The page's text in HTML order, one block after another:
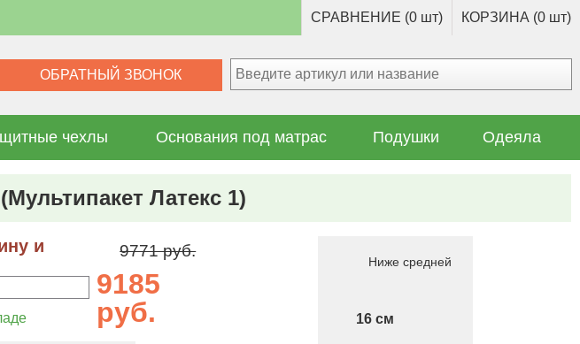
СРАВНЕНИЕ (0 шт) КОРЗИНА (0 шт)
ОБРАТНЫЙ ЗВОНОК
чехлы Основания под матрас Подушки Одеяла
Латекс 1)
и
9771 руб.
9185
руб.
Ниже средней
16